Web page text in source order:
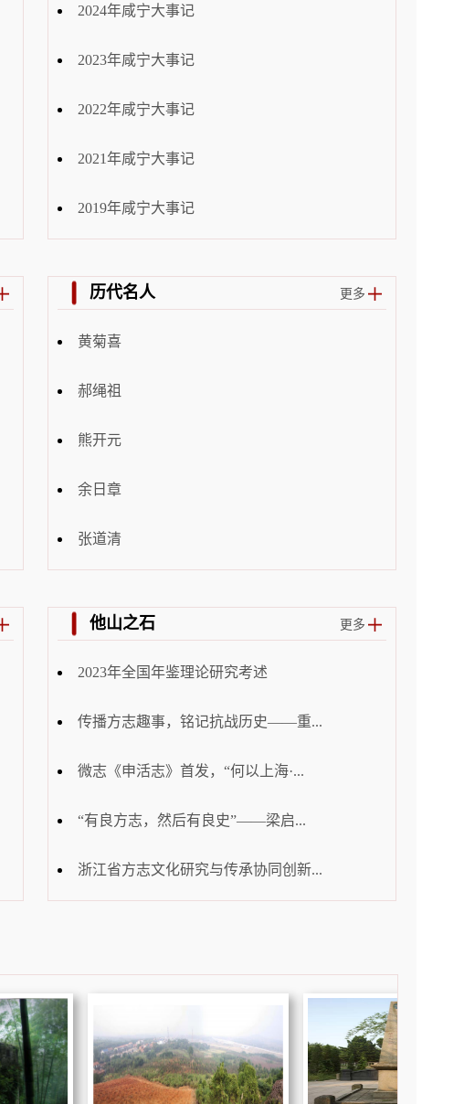
2024年咸宁大事记
2023年咸宁大事记
2022年咸宁大事记
2021年咸宁大事记
2019年咸宁大事记
历代名人 更多
黄菊喜
郝绳祖
熊开元
余日章
张道清
他山之石 更多
2023年全国年鉴理论研究考述
传播方志趣事，铭记抗战历史——重...
微志《申活志》首发，“何以上海·...
“有良方志，然后有良史”——梁启...
浙江省方志文化研究与传承协同创新...